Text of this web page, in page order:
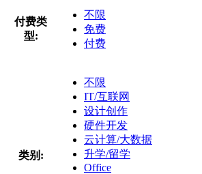
付费类
型:
不限
免费
付费
类别:
不限
IT/互联网
设计创作
硬件开发
云计算/大数据
升学/留学
Office